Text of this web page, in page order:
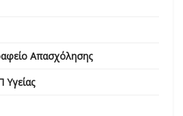
Απασχόλησης
Υγείας